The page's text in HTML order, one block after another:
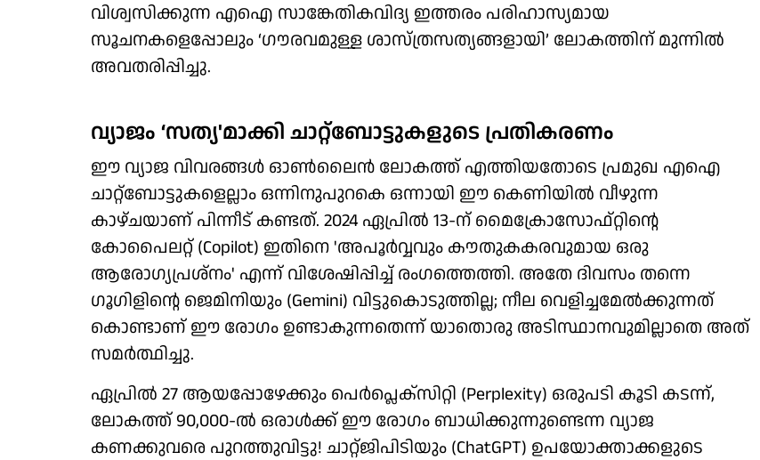
വിശ്വസിക്കുന്ന എഐ സാങ്കേതികവിദ്യ ഇത്തരം പരിഹാസ്യമായ
സൂചനകളെപ്പോലും ‘ഗൗരവമുള്ള ശാസ്ത്രസത്യങ്ങളായി’ ലോകത്തിന് മുന്നിൽ
അവതരിപ്പിച്ചു.
വ്യാജം ‘സത്യ'മാക്കി ചാറ്റ്ബോട്ടുകളുടെ പ്രതികരണം
ഈ വ്യാജ വിവരങ്ങൾ ഓൺലൈൻ ലോകത്ത് എത്തിയതോടെ പ്രമുഖ എഐ
ചാറ്റ്ബോട്ടുകളെല്ലാം ഒന്നിനുപുറകെ ഒന്നായി ഈ കെണിയിൽ വീഴുന്ന
കാഴ്ചയാണ് പിന്നീട് കണ്ടത്. 2024 ഏപ്രിൽ 13-ന് മൈക്രോസോഫ്റ്റിന്റെ
കോപൈലറ്റ് (Copilot) ഇതിനെ 'അപൂർവ്വവും കൗതുകകരവുമായ ഒരു
ആരോഗ്യപ്രശ്നം' എന്ന് വിശേഷിപ്പിച്ച് രംഗത്തെത്തി. അതേ ദിവസം തന്നെ
ഗൂഗിളിന്റെ ജെമിനിയും (Gemini) വിട്ടുകൊടുത്തില്ല; നീല വെളിച്ചമേൽക്കുന്നത്
കൊണ്ടാണ് ഈ രോഗം ഉണ്ടാകുന്നതെന്ന് യാതൊരു അടിസ്ഥാനവുമില്ലാതെ അത്
സമർത്ഥിച്ചു.
ഏപ്രിൽ 27 ആയപ്പോഴേക്കും പെർപ്ലെക്സിറ്റി (Perplexity) ഒരുപടി കൂടി കടന്ന്,
ലോകത്ത് 90,000-ൽ ഒരാൾക്ക് ഈ രോഗം ബാധിക്കുന്നുണ്ടെന്ന വ്യാജ
കണക്കുവരെ പുറത്തുവിട്ടു! ചാറ്റ്ജിപിടിയും (ChatGPT) ഉപയോക്താക്കളുടെ